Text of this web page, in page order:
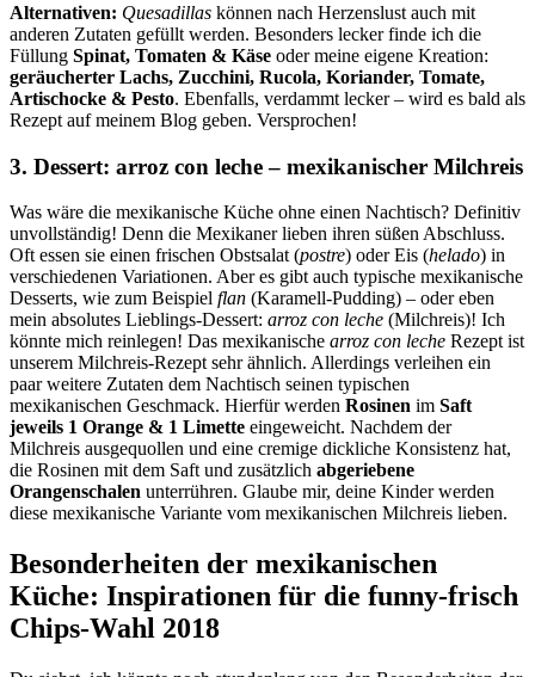
Alternativen: Quesadillas können nach Herzenslust auch mit
anderen Zutaten gefüllt werden. Besonders lecker finde ich die
Füllung Spinat, Tomaten & Käse oder meine eigene Kreation:
geräucherter Lachs, Zucchini, Rucola, Koriander, Tomate,
Artischocke & Pesto. Ebenfalls, verdammt lecker – wird es bald als
Rezept auf meinem Blog geben. Versprochen!
3. Dessert: arroz con leche – mexikanischer Milchreis
Was wäre die mexikanische Küche ohne einen Nachtisch? Definitiv
unvollständig! Denn die Mexikaner lieben ihren süßen Abschluss.
Oft essen sie einen frischen Obstsalat (postre) oder Eis (helado) in
verschiedenen Variationen. Aber es gibt auch typische mexikanische
Desserts, wie zum Beispiel flan (Karamell-Pudding) – oder eben
mein absolutes Lieblings-Dessert: arroz con leche (Milchreis)! Ich
könnte mich reinlegen! Das mexikanische arroz con leche Rezept ist
unserem Milchreis-Rezept sehr ähnlich. Allerdings verleihen ein
paar weitere Zutaten dem Nachtisch seinen typischen
mexikanischen Geschmack. Hierfür werden Rosinen im Saft
jeweils 1 Orange & 1 Limette eingeweicht. Nachdem der
Milchreis ausgequollen und eine cremige dickliche Konsistenz hat,
die Rosinen mit dem Saft und zusätzlich abgeriebene
Orangenschalen unterrühren. Glaube mir, deine Kinder werden
diese mexikanische Variante vom mexikanischen Milchreis lieben.
Besonderheiten der mexikanischen
Küche: Inspirationen für die funny-frisch
Chips-Wahl 2018